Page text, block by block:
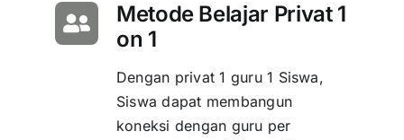
Metode Belajar Privat 1
on 1
Dengan privat 1 guru 1 Siswa,
Siswa dapat membangun
koneksi dengan guru per